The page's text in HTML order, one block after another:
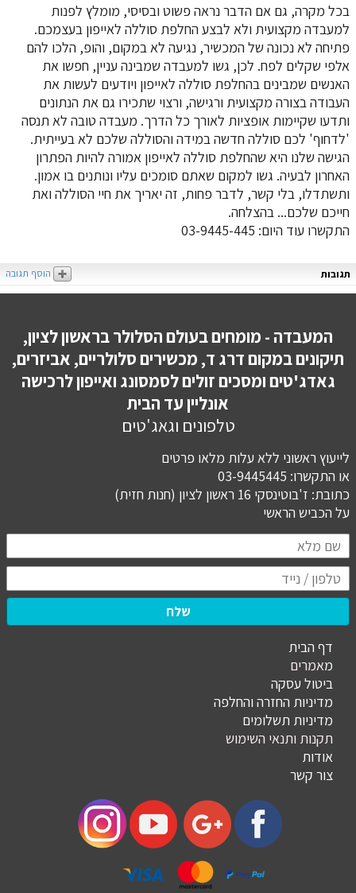
בכל מקרה, גם אם הדבר נראה פשוט ובסיסי, מומלץ לפנות
למעבדה מקצועית ולא לבצע החלפת סוללה לאייפון בעצמכם.
פתיחה לא נכונה של המכשיר, נגיעה לא במקום, והופ, הלכו להם
אלפי שקלים לפח. לכן, גשו למעבדה שמבינה עניין, חפשו את
האנשים שמבינים בהחלפת סוללה לאייפון ויודעים לעשות את
העבודה בצורה מקצועית ורגישה, ורצוי שתכירו גם את הנתונים
ותדעו שקיימות אופציות לאורך כל הדרך. מעבדה טובה לא תנסה
'לדחוף' לכם סוללה חדשה במידה והסוללה שלכם לא בעייתית.
הגישה שלנו היא שהחלפת סוללה לאייפון אמורה להיות הפתרון
האחרון לבעיה. גשו למקום שאתם סומכים עליו ונותנים בו אמון.
ותשתדלו, בלי קשר, לדבר פחות, זה יאריך את חיי הסוללה ואת
חייכם שלכם... בהצלחה.
התקשרו עוד היום: 03-9445-445
תגובות הוסף תגובה
המעבדה - מומחים בעולם הסלולר בראשון לציון,
תיקונים במקום דרג ד, מכשירים סלולריים, אביזרים,
גאדג'טים ומסכים זולים לסמסונג ואייפון לרכישה
אונליין עד הבית
טלפונים וגאג'טים
לייעוץ ראשוני ללא עלות מלאו פרטים
או התקשרו: 03-9445445
כתובת: ז'בוטינסקי 16 ראשון לציון (חנות חזית)
​​​​​​​על הכביש הראשי
שלח
דף הבית
מאמרים
ביטול עסקה
מדיניות החזרה והחלפה
מדיניות תשלומים
תקנות ותנאי השימוש
אודות
צור קשר